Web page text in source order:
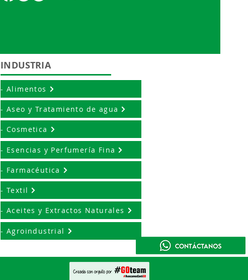
INDUSTRIA
- Alimentos
- Aseo y Tratamiento de agua
- Cosmetica
- Esencias y Perfumería Fina
- Farmacéutica
- Textil
- Aceites y Extractos Naturales
- Agroindustrial